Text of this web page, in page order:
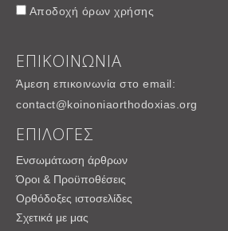
Αποδοχή όρων χρήσης
ΕΠΙΚΟΙΝΩΝΙΑ
Άμεση επικοινωνία στο email:
contact@koinoniaorthodoxias.org
ΕΠΙΛΟΓΕΣ
Ενσωμάτωση άρθρων
Όροι & Προϋποθέσεις
Ορθόδοξες ιστοσελίδες
Σχετικά με μας